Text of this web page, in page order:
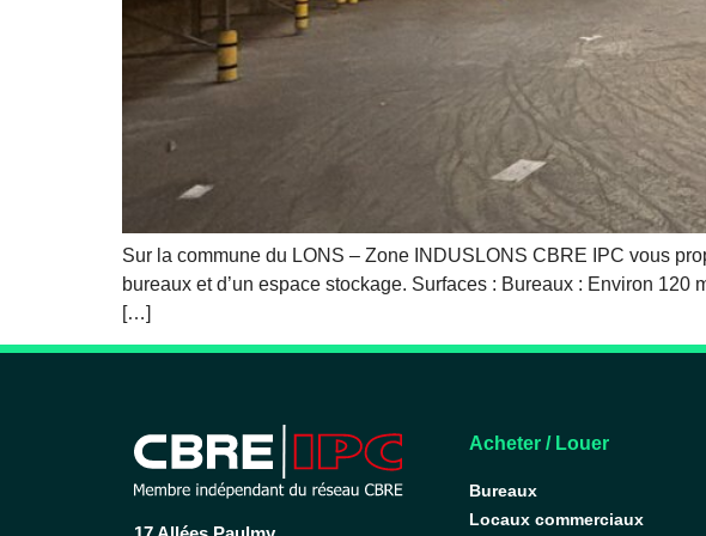
Sur la commune du LONS – Zone INDUSLONS CBRE IPC vous
bureaux et d’un espace stockage. Surfaces : Bureaux : Environ 120
[…]
Acheter / Louer
Bureaux
Locaux commerciaux